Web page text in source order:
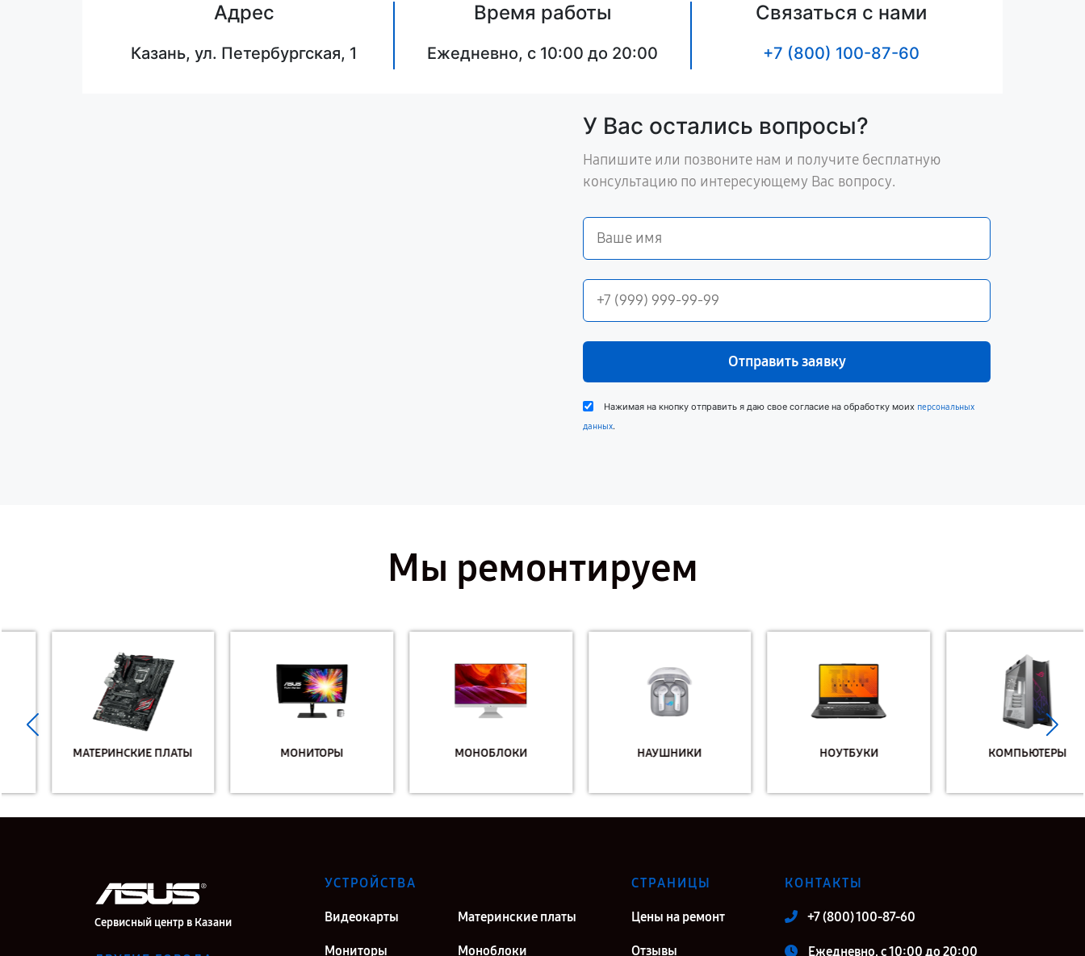
Адрес
Казань, ул. Петербургская, 1
Время работы
Ежедневно, с 10:00 до 20:00
Связаться с нами
+7 (800) 100-87-60
У Вас остались вопросы?
Напишите или позвоните нам и получите бесплатную
консультацию по интересующему Вас вопросу.
Отправить заявку
Нажимая на кнопку отправить я даю свое согласие на обработку моих персональных
данных.
Мы ремонтируем
МАТЕРИНСКИЕ ПЛАТЫ МОНИТОРЫ МОНОБЛОКИ НАУШНИКИ НОУТБУКИ КОМПЬЮТЕРЫ
Сервисный центр в Казани
УСТРОЙСТВА
Видеокарты Материнские платы
Мониторы Моноблоки
СТРАНИЦЫ
Цены на ремонт
Отзывы
КОНТАКТЫ
+7 (800) 100-87-60
Ежедневно, с 10:00 до 20:00